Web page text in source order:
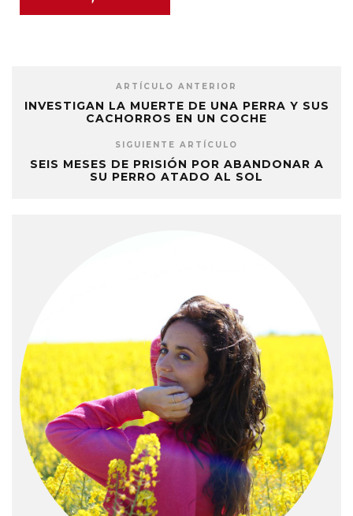
ARTÍCULO ANTERIOR
INVESTIGAN LA MUERTE DE UNA PERRA Y SUS
CACHORROS EN UN COCHE
SIGUIENTE ARTÍCULO
SEIS MESES DE PRISIÓN POR ABANDONAR A
SU PERRO ATADO AL SOL